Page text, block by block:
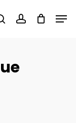
searchaccount